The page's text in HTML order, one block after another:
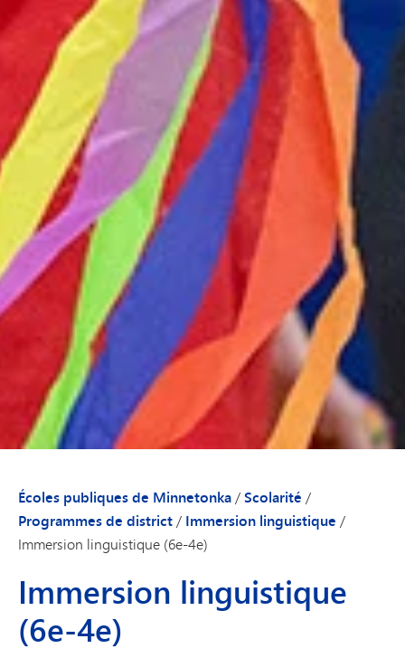
Écoles publiques de Minnetonka/Scolarité /
Programmes de district/ Immersion linguistique /
Immersion linguistique (6e-4e)
Immersion linguistique
(6e-4e)